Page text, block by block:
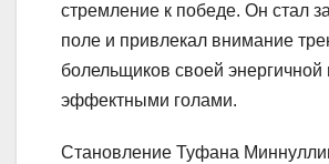
стремление к победе. Он стал
поле и привлекал внимание
болельщиков своей энергичной
эффектными голами.
Становление Туфана